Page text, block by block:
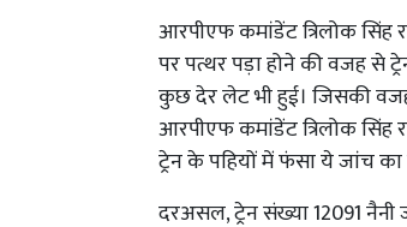
आरपीएफ कमांडेंट त्रिलोक सिंह
पर पत्थर पड़ा होने की वजह से
कुछ देर लेट भी हुई। जिसकी
आरपीएफ कमांडेंट त्रिलोक
ट्रेन के पहियों में फंसा ये जांच का
दरअसल, ट्रेन संख्या 12091 नैनी